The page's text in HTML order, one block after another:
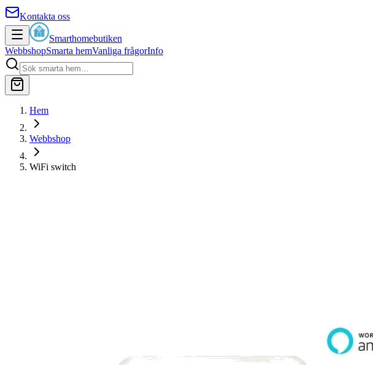
Kontakta oss
Smarthomebutiken
WebbshopSmarta hemVanliga frågorInfo
Hem
Webbshop
WiFi switch